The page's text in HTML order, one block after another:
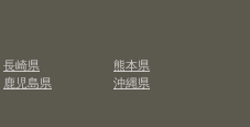
長崎県
熊本県
鹿児島県 沖縄県